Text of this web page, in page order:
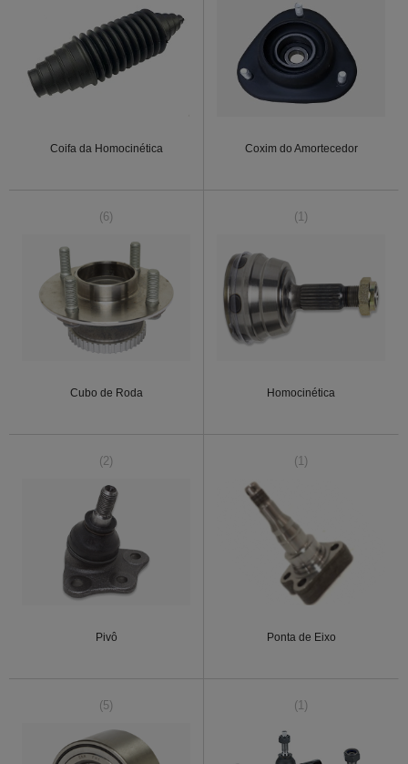
Coifa da Homocinética Coxim do Amortecedor
(6)
Cubo de Roda
(1)
Homocinética
(2)
Pivô
(1)
Ponta de Eixo
(5) (1)